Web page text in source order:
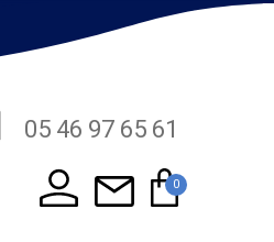
05 46 97 65 61
0